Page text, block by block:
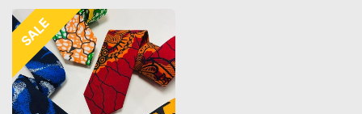
SALE